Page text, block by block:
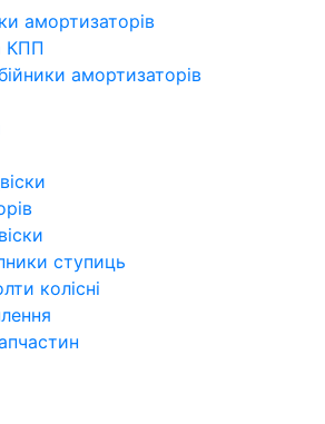
амортизаторів
КПП
амортизаторів
ступиць
колісні